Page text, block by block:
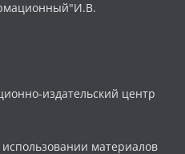
издательский центр
материалов